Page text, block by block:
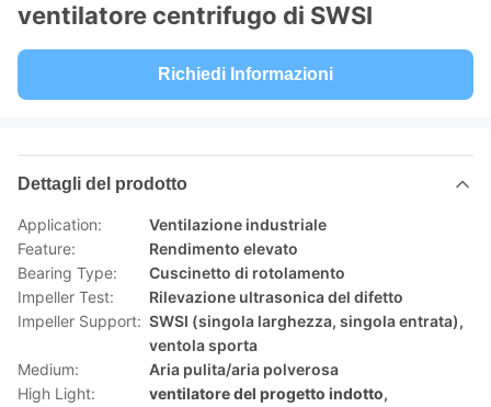
ventilatore centrifugo di SWSI
Richiedi Informazioni
Dettagli del prodotto
Application:
Ventilazione industriale
Feature:
Rendimento elevato
Bearing Type:
Cuscinetto di rotolamento
Impeller Test:
Rilevazione ultrasonica del difetto
Impeller Support: SWSI (singola larghezza, singola entrata),
ventola sporta
Medium:
Aria pulita/aria polverosa
High Light:
ventilatore del progetto indotto,